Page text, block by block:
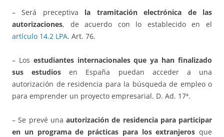
– Será preceptiva la tramitación electrónica de las
autorizaciones, de acuerdo con lo establecido en el
artículo 14.2 LPA. Art. 76.
– Los estudiantes internacionales que ya han finalizado
sus estudios en España puedan acceder a una
autorización de residencia para la búsqueda de empleo o
para emprender un proyecto empresarial. D. Ad. 17ª.
– Se prevé una autorización de residencia para participar
en un programa de prácticas para los extranjeros que